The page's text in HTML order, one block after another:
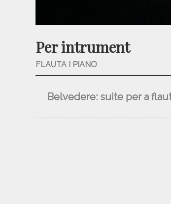
Per intrument
FLAUTA I PIANO
Belvedere: suite per a